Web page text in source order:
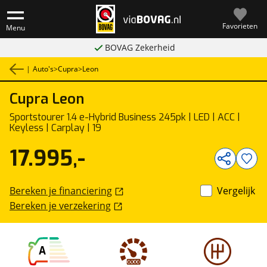
Menu Favorieten
BOVAG Zekerheid
| Auto's>Cupra>Leon
Cupra Leon
Sportstourer 1.4 e-Hybrid Business 245pk | LED | ACC |
Keyless | Carplay | 19
A
17.995,-
Bereken je financiering
Bereken je verzekering
Vergelijk